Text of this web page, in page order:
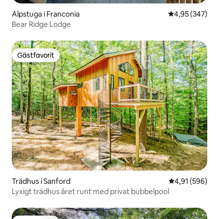
Alpstuga i Franconia 4,95 av 5 i
4,95 (347)
Bear Ridge Lodge
Gästfavorit
Gästfavorit
Trädhus i Sanford 4,91 av 5 i
4,91 (596)
Lyxigt trädhus året runt med privat bubbelpool